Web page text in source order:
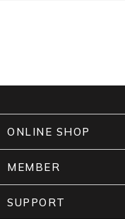
ONLINE SHOP
MEMBER
SUPPORT